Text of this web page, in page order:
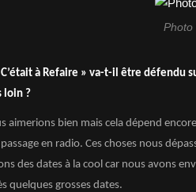
Photo
C’était à Refaire » va-t-il être défendu
loin ?
aimerions bien mais cela dépend
en radio. Ces choses nous
des dates à la cool car nous avons
quelques grosses dates.